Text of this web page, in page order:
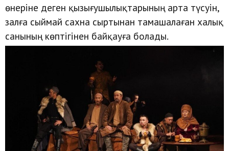
өнеріне деген қызығушылықтарының арта түсуін,
залға сыймай сахна сыртынан тамашалаған халық
санының көптігінен байқауға болады.